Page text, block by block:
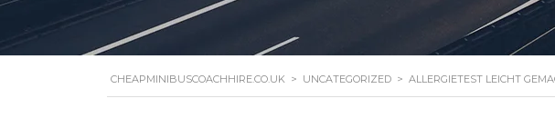
CHEAPMINIBUSCOACHHIRE.CO.UK > UNCATEGORIZED > ALLERGIETEST LEICHT